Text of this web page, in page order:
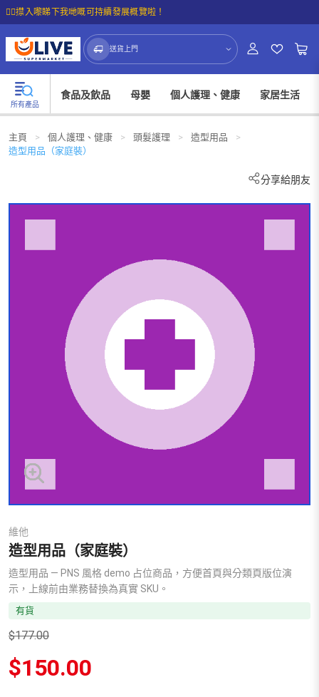
☝🏼㩒入嚟睇下我哋嘅可持續發展概覽啦！
送貨上門
所有產品
食品及飲品 母嬰 個人護理、健康 家居生活
主頁 > 個人護理、健康 > 頭髮護理 > 造型用品
>
造型用品（家庭裝）
分享給朋友
維他
造型用品（家庭裝）
造型用品 — PNS 風格 demo 占位商品，方便首頁與分類頁版位演
示，上線前由業務替換為真實 SKU。
有貨
$177.00
原
始
$150.00